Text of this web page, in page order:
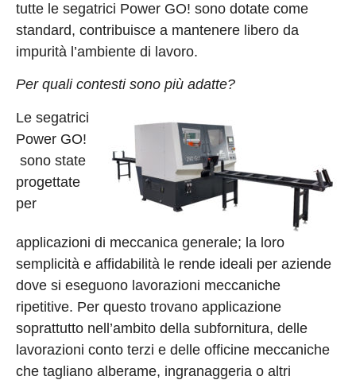
tutte le segatrici Power GO! sono dotate come
standard, contribuisce a mantenere libero da
impurità l’ambiente di lavoro.
Per quali contesti sono più adatte?
Le segatrici
Power GO!
sono state
progettate
per
applicazioni di meccanica generale; la loro
semplicità e affidabilità le rende ideali per aziende
dove si eseguono lavorazioni meccaniche
ripetitive. Per questo trovano applicazione
soprattutto nell’ambito della subfornitura, delle
lavorazioni conto terzi e delle officine meccaniche
che tagliano alberame, ingranaggeria o altri